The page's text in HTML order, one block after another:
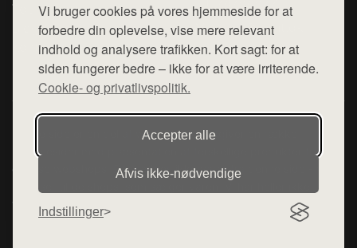
Vi bruger cookies på vores hjemmeside for at
forbedre din oplevelse, vise mere relevant
indhold og analysere trafikken. Kort sagt: for at
siden fungerer bedre – ikke for at være irriterende.
Cookie- og privatlivspolitik.
Accepter alle
Afvis ikke‑nødvendige
Indstillinger
Top Rabatter
Blog
Kontakt
Mail: hej@want.dk
Cookie- og privatlivspolitik
Denne side er en del af want.dk, der udgiver en række
hjemmesider med præsentation af forskellige produkter fra
diverse webshops. Der sælges ikke varer fra denne side - vi
henviser til de shops, som sælger varen. Vi har heller ikke
varerne på lager.